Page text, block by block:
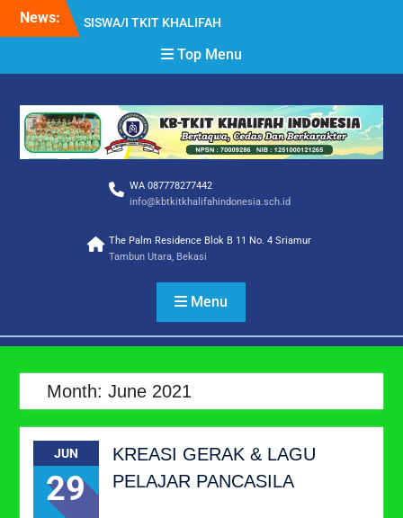
News:
Selamat Tahun Baru Islam
Selamat Hari Raya Idul
Top Menu
WA 087778277442
info@kbtkitkhalifahindonesia.sch.id
The Palm Residence Blok B 11 No. 4 Sriamur
Tambun Utara, Bekasi
Menu
Month: June 2021
JUN
29
KREASI GERAK & LAGU
PELAJAR PANCASILA